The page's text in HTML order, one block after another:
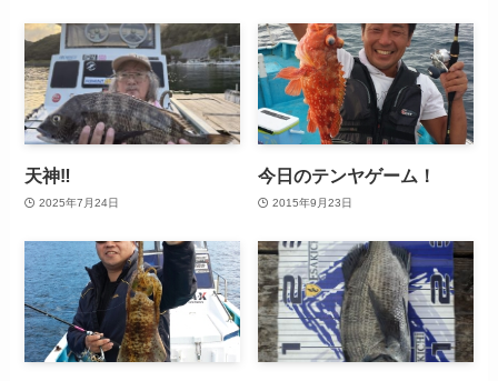
天神‼️
2025年7月24日
今日のテンヤゲーム！
2015年9月23日